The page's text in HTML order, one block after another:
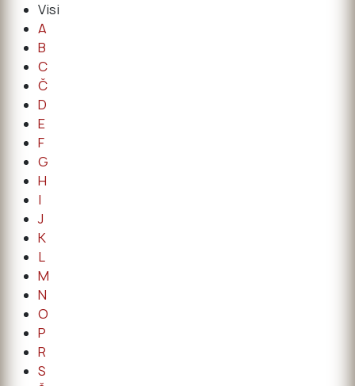
Visi
A
B
C
Č
D
E
F
G
H
I
J
K
L
M
N
O
P
R
S